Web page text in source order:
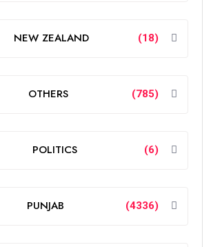
NEW ZEALAND (18)
OTHERS (785)
POLITICS (6)
PUNJAB (4336)